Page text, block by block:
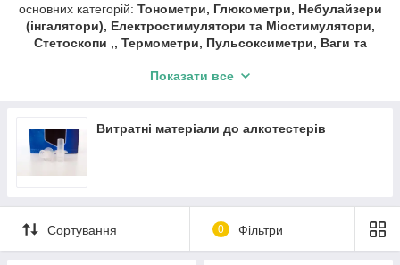
основних категорій: Тонометри, Глюкометри, Небулайзери
(інгалятори), Електростимулятори та Міостимулятори,
Стетоскопи ,, Термометри, Пульсоксиметри, Ваги та
опромінювачі та рециркулятори, Апарати для
Слухові апарати та аксесуари, Ліхтарики діагностичні.
Швидка доставка ✔ Доступні ціни ✔ Широкий
Показати все
Витратні матеріали до алкотестерів
Сортування 0 Фільтри